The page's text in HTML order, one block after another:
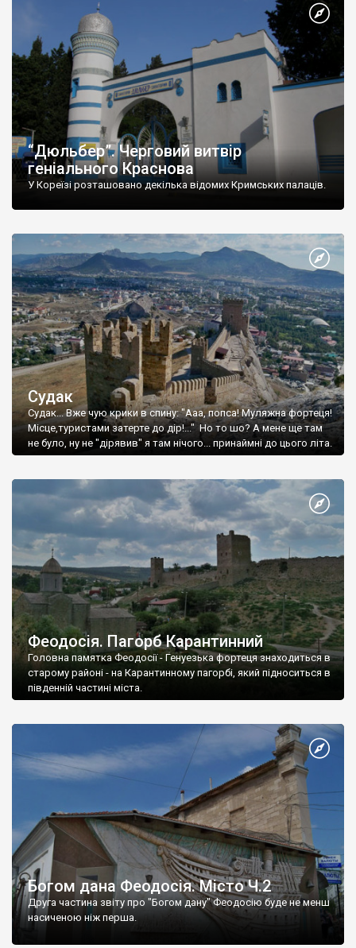
“Дюльбер”. Черговий витвір
геніального Краснова
У Кореїзі розташовано декілька відомих Кримських палаців.
Судак
Судак... Вже чую крики в спину: "Ааа, попса! Муляжна фортеця!
Місце,туристами затерте до дір!..." Но то шо? А мене ще там
не було, ну не "дірявив" я там нічого... принаймні до цього літа.
Феодосія. Пагорб Карантинний
Головна памятка Феодосії - Генуезька фортеця знаходиться в
старому районі - на Карантинному пагорбі, який підноситься в
південній частині міста.
Богом дана Феодосія. Місто Ч.2
Друга частина звіту про "Богом дану" Феодосію буде не менш
насиченою ніж перша.